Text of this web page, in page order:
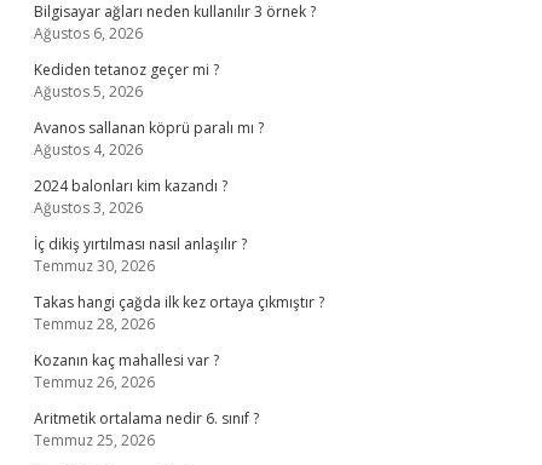
Bilgisayar ağları neden kullanılır 3 örnek ?
Ağustos 6, 2026
Kediden tetanoz geçer mi ?
Ağustos 5, 2026
Avanos sallanan köprü paralı mı ?
Ağustos 4, 2026
2024 balonları kim kazandı ?
Ağustos 3, 2026
İç dikiş yırtılması nasıl anlaşılır ?
Temmuz 30, 2026
Takas hangi çağda ilk kez ortaya çıkmıştır ?
Temmuz 28, 2026
Kozanın kaç mahallesi var ?
Temmuz 26, 2026
Aritmetik ortalama nedir 6. sınıf ?
Temmuz 25, 2026